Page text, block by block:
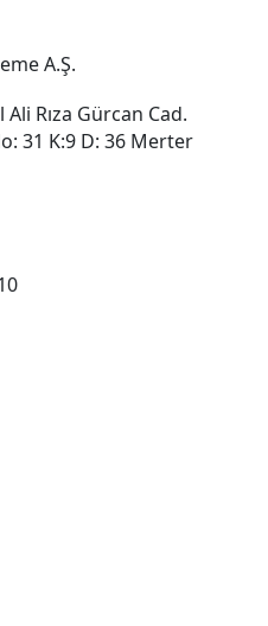
A.Ş.
Rıza Gürcan Cad.
31 K:9 D: 36 Merter